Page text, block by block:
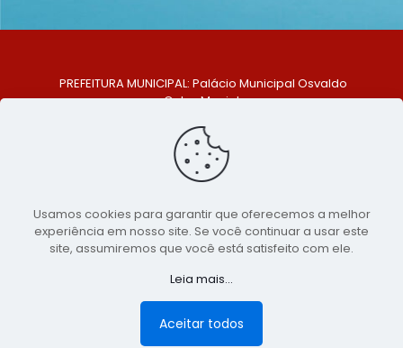
PREFEITURA MUNICIPAL: Palácio Municipal Osvaldo
Celso Maciel
Centro, São Bento do Una - PE. CEP: 553370-128
TELEFONE: (81) 99548-1569
E-MAIL: ouvidoria@saobentodouna.pe.gov.br
Copyright 2021-2026 - Assessoria de Comunicação da
Prefeitura de São Bento do Una - PE
Página desenvolvida pela agência de
publicidadeLumusWeb - Agência Digital
Usamos cookies para garantir que oferecemos a melhor
experiência em nosso site. Se você continuar a usar este
site, assumiremos que você está satisfeito com ele.
Leia mais...
Aceitar todos